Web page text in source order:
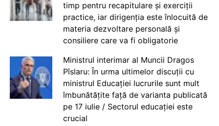
timp pentru recapitulare și exerciții
practice, iar dirigenția este înlocuită de
materia dezvoltare personală și
consiliere care va fi obligatorie
Ministrul interimar al Muncii Dragos
Pîslaru: În urma ultimelor discuții cu
ministrul Educației lucrurile sunt mult
îmbunătățite față de varianta publicată
pe 17 iulie / Sectorul educației este
crucial